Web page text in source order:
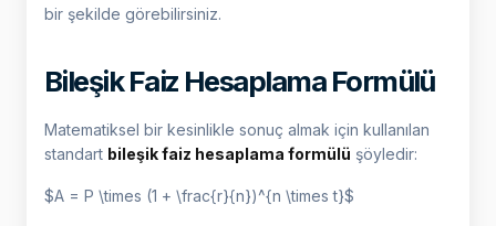
bir şekilde görebilirsiniz.
Bileşik Faiz Hesaplama Formülü
Matematiksel bir kesinlikle sonuç almak için kullanılan
standart bileşik faiz hesaplama formülü şöyledir:
$A = P \times (1 + \frac{r}{n})^{n \times t}$